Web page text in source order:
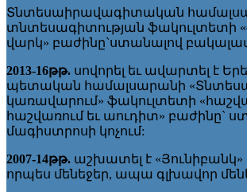
Տնտեսաիրավագիտական
տնտեսագիտության ֆակուլտետի
վարկ» բաժինը`ստանալով
2013-16թթ. սովորել եւ ավարտել է
պետական համալսարանի
կառավարում» ֆակուլտետի
հաշվառում եւ աուդիտ» բաժինը`
մագիստրոսի կոչում:
2007-14թթ. աշխատել է «Յունիբանկ»
որպես մենեջեր, ապա գլխավոր